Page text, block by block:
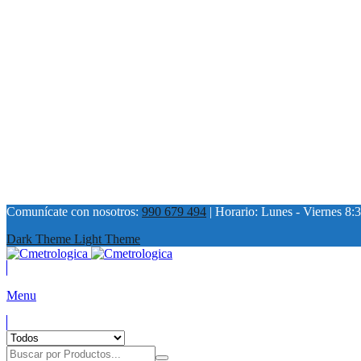
Comunícate con nosotros: 990 679 494 | Horario: Lunes - Viernes
Dark Theme Light Theme
Menu